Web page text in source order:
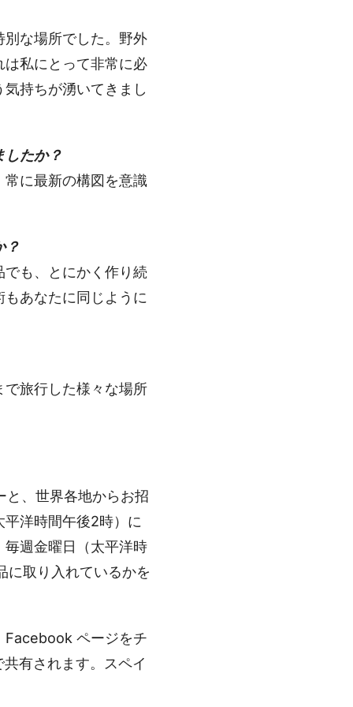
な場所でした。野外
私にとって非常に必
持ちが湧いてきまし
したか？
に最新の構図を意識
？
も、とにかく作り続
あなたに同じように
旅行した様々な場所
と、世界各地からお招
洋時間午後2時）に
週金曜日（太平洋時
に取り入れているかを
Facebook ページをチ
有されます。スペイ